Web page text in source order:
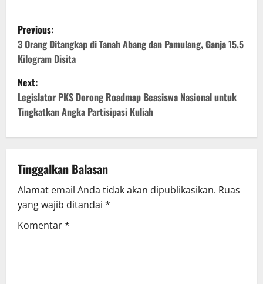
P
o
s
t
n
v
i
g
Previous:
3 Orang Ditangkap di Tanah Abang dan Pamulang, Ganja 15,5
Kilogram Disita
Next:
Legislator PKS Dorong Roadmap Beasiswa Nasional untuk
Tingkatkan Angka Partisipasi Kuliah
Tinggalkan Balasan
Alamat email Anda tidak akan dipublikasikan. Ruas
yang wajib ditandai *
Komentar*